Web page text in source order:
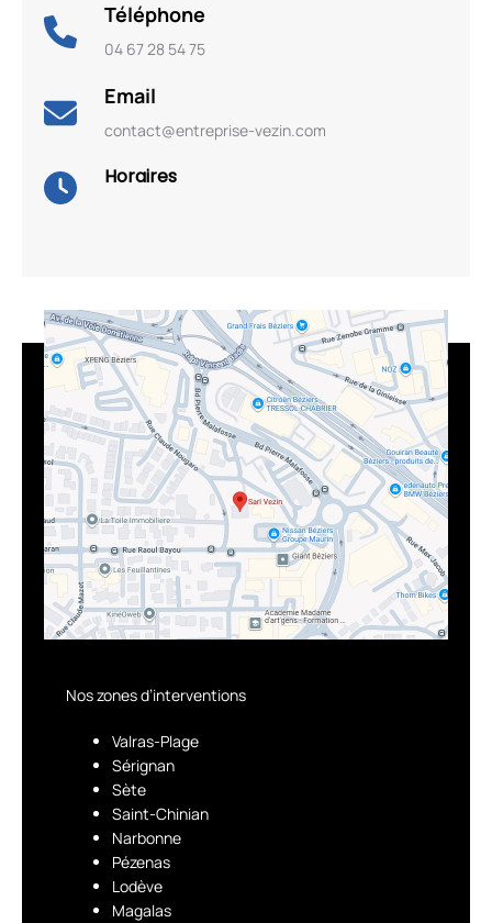
Téléphone
04 67 28 54 75
Email
contact@entreprise-vezin.com
Horaires
Nos zones d’interventions
Valras-Plage
Sérignan
Sète
Saint-Chinian
Narbonne
Pézenas
Lodève
Magalas